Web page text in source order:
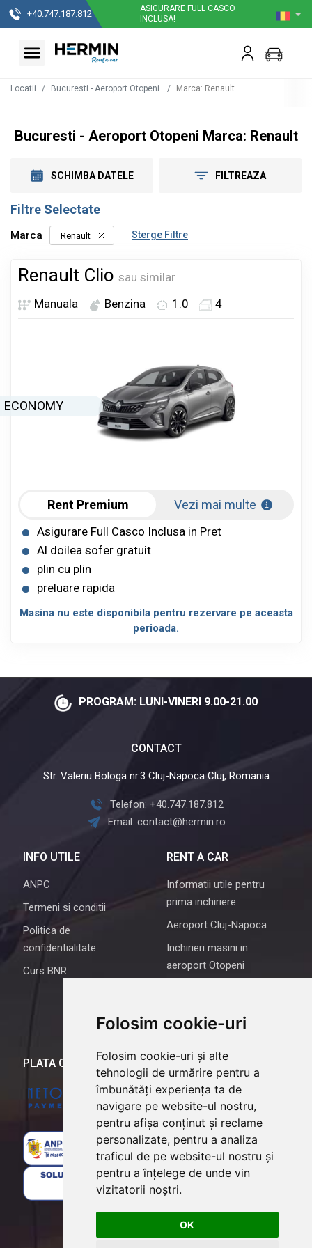
Folosim cookie-uri
Folosim cookie-uri și alte
tehnologii de urmărire pentru a
îmbunătăți experiența ta de
navigare pe website-ul nostru,
pentru afișa conținut și reclame
personalizate, pentru a analiza
traficul de pe website-ul nostru și
pentru a înțelege de unde vin
vizitatorii noștri.
OK
+40.747.187.812
ASIGURARE FULL CASCO
INCLUSA!
Locatii Bucuresti - Aeroport Otopeni Marca: Renault
Bucuresti - Aeroport Otopeni Marca: Renault
SCHIMBA DATELE FILTREAZA
Filtre Selectate
Marca Renault Sterge Filtre
Renault Clio sau similar
Manuala
Benzina 1.0 4
ECONOMY
Rent Premium Vezi mai multe
Asigurare Full Casco Inclusa in Pret
Al doilea sofer gratuit
plin cu plin
preluare rapida
Masina nu este disponibila pentru rezervare pe aceasta
perioada.
PROGRAM: LUNI-VINERI 9.00-21.00
CONTACT
Str. Valeriu Bologa nr.3 Cluj-Napoca Cluj, Romania
Telefon: +40.747.187.812
Email: contact@hermin.ro
INFO UTILE
ANPC
Termeni si conditii
Politica de
confidentialitate
Curs BNR
RENT A CAR
Informatii utile pentru
prima inchiriere
Aeroport Cluj-Napoca
Inchirieri masini in
aeroport Otopeni
Intrebari frecvente
PLATA ONLINE